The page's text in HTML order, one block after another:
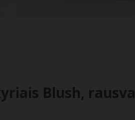
Blush, rausva